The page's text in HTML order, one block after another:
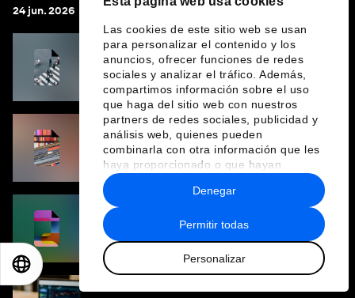
Las cookies de este sitio web se usan
para personalizar el contenido y los
anuncios, ofrecer funciones de redes
sociales y analizar el tráfico. Además,
compartimos información sobre el uso
que haga del sitio web con nuestros
partners de redes sociales, publicidad y
análisis web, quienes pueden
combinarla con otra información que les
haya proporcionado o que hayan
recopilado a partir del uso que haya
hecho de sus servicios.
Permitir todas
Personalizar
Denegar
24 jun. 2026
The Longevity Dividend: The Business Case
for Linking Health and Wealth
Deepening Divides: The Cost of a More
Fragmented Financial System
The Future of Venture Capital: Unlocking
Liquidity and Growth
EN